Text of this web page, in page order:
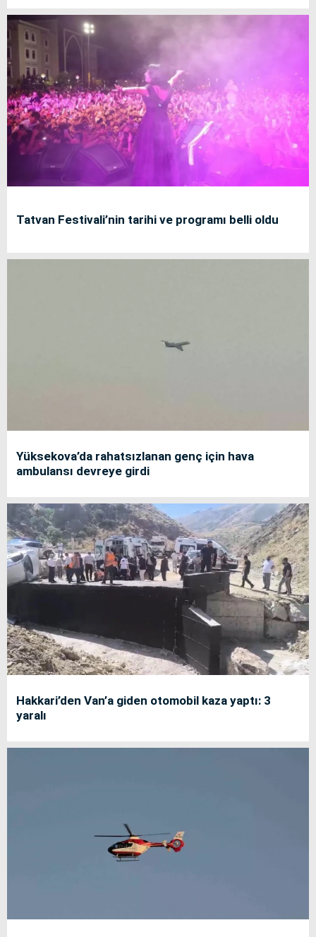
Tatvan Festivali’nin tarihi ve programı belli oldu
Yüksekova’da rahatsızlanan genç için hava
ambulansı devreye girdi
Hakkari’den Van’a giden otomobil kaza yaptı: 3
yaralı